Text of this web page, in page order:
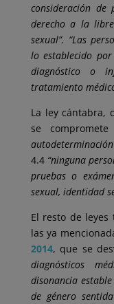
consideración
derecho a la
sexual”. “Las
lo establecido
diagnóstico o
tratamiento
La ley cántabra,
se
4.4 “ninguna
pruebas o
sexual, identidad
El resto de
las ya
2014, que se
diagnósticos
disonancia
de género